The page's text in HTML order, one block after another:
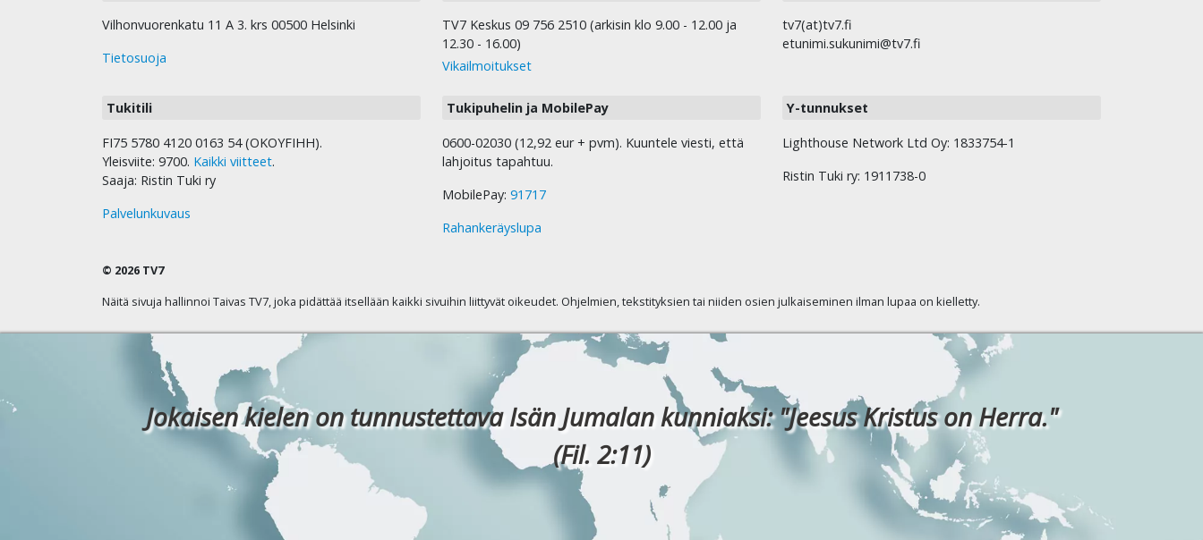
Vilhonvuorenkatu 11 A 3. krs 00500 Helsinki
Tietosuoja
TV7 Keskus 09 756 2510 (arkisin klo 9.00 - 12.00 ja
12.30 - 16.00)
Vikailmoitukset
tv7(at)tv7.fi
etunimi.sukunimi@tv7.fi
Tukitili
FI75 5780 4120 0163 54 (OKOYFIHH).
Yleisviite: 9700. Kaikki viitteet.
Saaja: Ristin Tuki ry
Palvelunkuvaus
Tukipuhelin ja MobilePay
0600-02030 (12,92 eur + pvm). Kuuntele viesti, että
lahjoitus tapahtuu.
MobilePay: 91717
Rahankeräyslupa
Y-tunnukset
Lighthouse Network Ltd Oy: 1833754-1
Ristin Tuki ry: 1911738-0
© 2026 TV7
Näitä sivuja hallinnoi Taivas TV7, joka pidättää itsellään kaikki sivuihin liittyvät oikeudet. Ohjelmien, tekstityksien tai niiden osien julkaiseminen ilman lupaa on kielletty.
Jokaisen kielen on tunnustettava Isän Jumalan kunniaksi: "Jeesus Kristus on Herra."
(Fil. 2:11)